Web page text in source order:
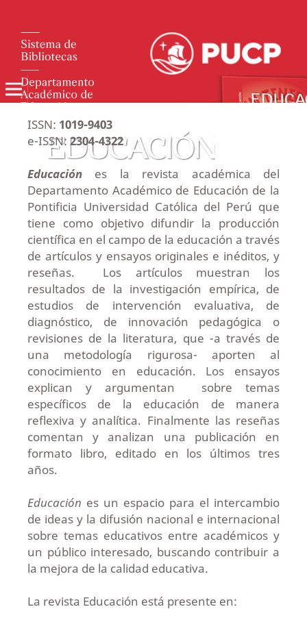
ISSN: 1019-9403
e-ISSN: 2304-4322
Educación es la revista académica del
Departamento Académico de Educación de la
Pontificia Universidad Católica del Perú que
tiene como objetivo difundir la producción
científica en el campo de la educación a través
de artículos y ensayos originales e inéditos, y
reseñas. Los artículos muestran los
resultados de la investigación empírica, de
estudios de intervención evaluativa, de
diagnóstico, de innovación pedagógica o
revisiones de la literatura, que -a través de
una metodología rigurosa- aporten al
conocimiento en educación. Los ensayos
explican y argumentan sobre temas
específicos de la educación de manera
reflexiva y analítica. Finalmente las reseñas
comentan y analizan una publicación en
formato libro, editado en los últimos tres
años.
Educación es un espacio para el intercambio
de ideas y la difusión nacional e internacional
sobre temas educativos entre académicos y
un público interesado, buscando contribuir a
la mejora de la calidad educativa.
La revista Educación está presente en: